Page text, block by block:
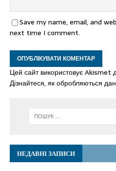
Save my name, email, and
next time I comment.
Цей сайт використовує
Дізнайтеся, як обробляються
НЕДАВНІ ЗАПИСИ